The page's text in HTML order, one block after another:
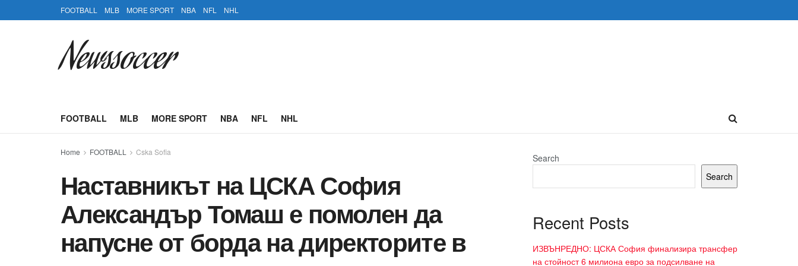
FOOTBALL MLB MORE SPORT NBA NFL NHL
Newssoccer
FOOTBALL MLB MORE SPORT NBA NFL NHL
Home FOOTBALL Cska Sofia
Наставникът на ЦСКА София
Александър Томаш е помолен да
напусне от борда на директорите в
Search
Search
Recent Posts
ИЗВЪНРЕДНО: ЦСКА София финализира трансфер
на стойност 6 милиона евро за подсилване на